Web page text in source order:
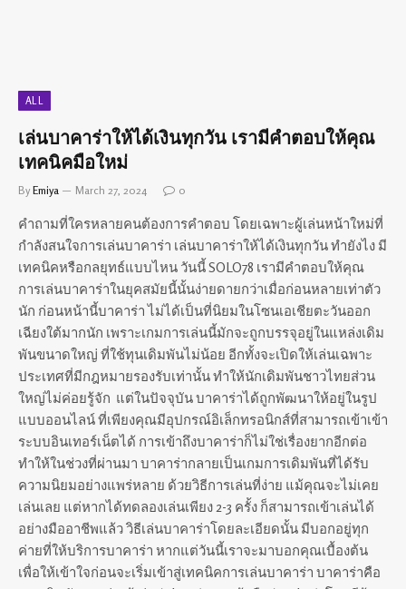
ALL
เล่นบาคาร่าให้ได้เงินทุกวัน เรามีคำตอบให้คุณ
เทคนิคมือใหม่
By Emiya March 27, 2024 0
คำถามที่ใครหลายคนต้องการคำตอบ โดยเฉพาะผู้เล่นหน้าใหม่ที่
กำลังสนใจการเล่นบาคาร่า เล่นบาคาร่าให้ได้เงินทุกวัน ทำยังไง มี
เทคนิคหรือกลยุทธ์แบบไหน วันนี้ SOLO78 เรามีคำตอบให้คุณ
การเล่นบาคาร่าในยุคสมัยนี้นั้นง่ายดายกว่าเมื่อก่อนหลายเท่าตัว
นัก ก่อนหน้านี้บาคาร่า ไม่ได้เป็นที่นิยมในโซนเอเชียตะวันออก
เฉียงใต้มากนัก เพราะเกมการเล่นนี้มักจะถูกบรรจุอยู่ในแหล่งเดิม
พันขนาดใหญ่ ที่ใช้ทุนเดิมพันไม่น้อย อีกทั้งจะเปิดให้เล่นเฉพาะ
ประเทศที่มีกฎหมายรองรับเท่านั้น ทำให้นักเดิมพันชาวไทยส่วน
ใหญ่ไม่ค่อยรู้จัก แต่ในปัจจุบัน บาคาร่าได้ถูกพัฒนาให้อยู่ในรูป
แบบออนไลน์ ที่เพียงคุณมีอุปกรณ์อิเล็กทรอนิกส์ที่สามารถเข้าเข้า
ระบบอินเทอร์เน็ตได้ การเข้าถึงบาคาร่าก็ไม่ใช่เรื่องยากอีกต่อ
ทำให้ในช่วงที่ผ่านมา บาคาร่ากลายเป็นเกมการเดิมพันที่ได้รับ
ความนิยมอย่างแพร่หลาย ด้วยวิธีการเล่นที่ง่าย แม้คุณจะไม่เคย
เล่นเลย แต่หากได้ทดลองเล่นเพียง 2-3 ครั้ง ก็สามารถเข้าเล่นได้
อย่างมืออาชีพแล้ว วิธีเล่นบาคาร่าโดยละเอียดนั้น มีบอกอยู่ทุก
ค่ายที่ให้บริการบาคาร่า หากแต่วันนี้เราจะมาบอกคุณเบื้องต้น
เพื่อให้เข้าใจก่อนจะเริ่มเข้าสู่เทคนิคการเล่นบาคาร่า บาคาร่าคือ